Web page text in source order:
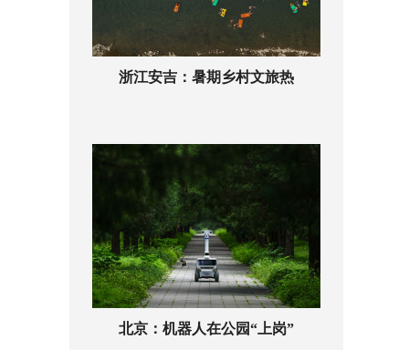
浙江安吉：暑期乡村文旅热
北京：机器人在公园“上岗”